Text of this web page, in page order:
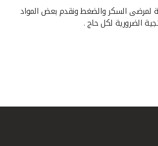
لمرضى السكر والضغط ونقدم بعض المواد
الضرورية لكل حاج .